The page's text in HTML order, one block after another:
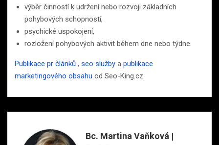
výběr činností k udržení nebo rozvoji základních
pohybových schopností,
psychické uspokojení,
rozložení pohybových aktivit během dne nebo týdne.
Publikace pr článků , seo služby a publikace
marketingového obsahu od Seo-King.cz.
Bc. Martina Vaňková |